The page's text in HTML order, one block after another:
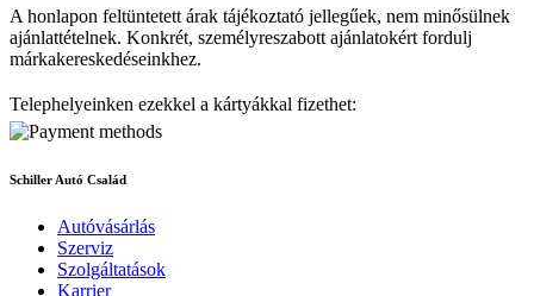
A honlapon feltüntetett árak tájékoztató jellegűek, nem minősülnek
ajánlattételnek. Konkrét, személyreszabott ajánlatokért fordulj
márkakereskedéseinkhez.
Telephelyeinken ezekkel a kártyákkal fizethet:
Schiller Autó Család
Autóvásárlás
Szerviz
Szolgáltatások
Karrier